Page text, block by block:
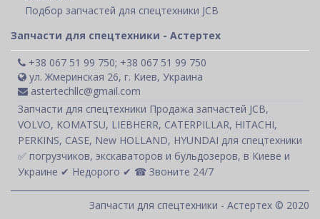
Подбор запчастей для спецтехники JCB
Запчасти для спецтехники - Астертех
+38 067 51 99 750; +38 067 51 99 750
ул. Жмеринская 26, г. Киев, Украина
astertechllc@gmail.com
Запчасти для спецтехники Продажа запчастей JCB,
VOLVO, KOMATSU, LIEBHERR, CATERPILLAR, HITACHI,
PERKINS, CASE, New HOLLAND, HYUNDAI для спецтехники
✅ погрузчиков, экскаваторов и бульдозеров, в Киеве и
Украине ✔ Недорого ✔ ☎ Звоните 24/7
Запчасти для спецтехники - Астертех © 2020